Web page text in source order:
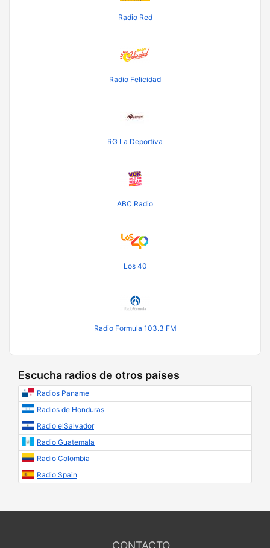
Radio Red
Radio Felicidad
RG La Deportiva
ABC Radio
Los 40
Radio Formula 103.3 FM
Escucha radios de otros países
Radios Paname
Radios de Honduras
Radio elSalvador
Radio Guatemala
Radio Colombia
Radio Spain
CONTACTO